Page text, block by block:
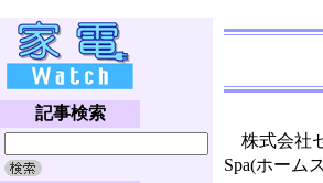
記事検索
株式会社
Spa(ホーム